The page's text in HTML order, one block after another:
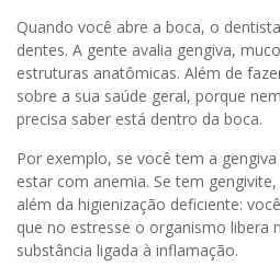
Quando você abre a boca, o
dentes. A gente avalia gengiva,
estruturas anatômicas. Além de
sobre a sua saúde geral, porque
precisa saber está dentro da boca.
Por exemplo, se você tem a
estar com anemia. Se tem
além da higienização deficiente:
que no estresse o organismo libera
substância ligada à inflamação.